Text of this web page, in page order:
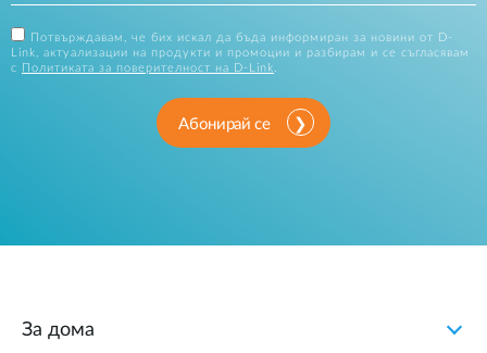
Потвърждавам, че бих искал да бъда информиран за новини от D-
Link, актуализации на продукти и промоции и разбирам и се съгласявам
с
Политиката за поверителност на D-Link
Абонирай се
За дома